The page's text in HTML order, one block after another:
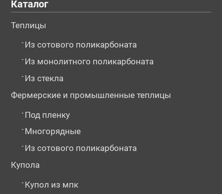
Каталог
Теплицы
- Из сотового поликарбоната
- Из монолитного поликарбоната
- Из стекла
Фермерские и промышленные теплицы
- Под пленку
- Многорядные
- Из сотового поликарбоната
Купола
- Купол из мпк